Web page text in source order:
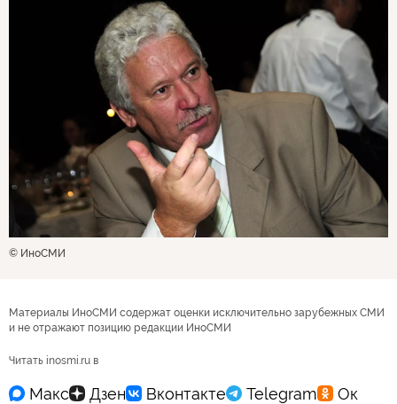
© ИноСМИ
Материалы ИноСМИ содержат оценки исключительно зарубежных СМИ
и не отражают позицию редакции ИноСМИ
Читать inosmi.ru в